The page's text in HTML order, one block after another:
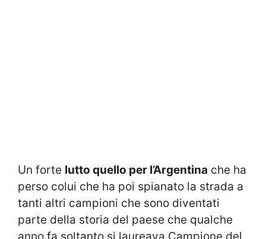
Un forte lutto quello per l’Argentina che ha
perso colui che ha poi spianato la strada a
tanti altri campioni che sono diventati
parte della storia del paese che qualche